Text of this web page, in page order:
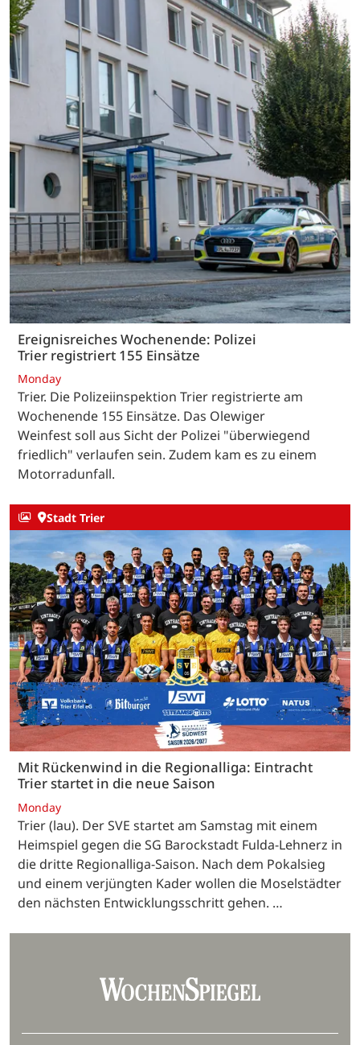
Ereignisreiches Wochenende: Polizei
Trier registriert 155 Einsätze
Monday
Trier. Die Polizeiinspektion Trier registrierte am
Wochenende 155 Einsätze. Das Olewiger
Weinfest soll aus Sicht der Polizei "überwiegend
friedlich" verlaufen sein. Zudem kam es zu einem
Motorradunfall.
Stadt Trier
Mit Rückenwind in die Regionalliga: Eintracht
Trier startet in die neue Saison
Monday
Trier (lau). Der SVE startet am Samstag mit einem
Heimspiel gegen die SG Barockstadt Fulda-Lehnerz in
die dritte Regionalliga-Saison. Nach dem Pokalsieg
und einem verjüngten Kader wollen die Moselstädter
den nächsten Entwicklungsschritt gehen. …